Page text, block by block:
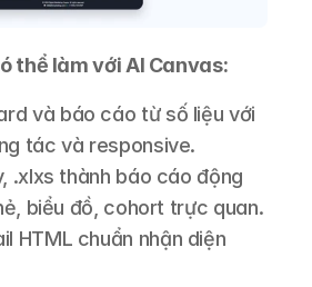
thể làm với AI Canvas:
và báo cáo từ số liệu với
tác và responsive.
.xlxs thành báo cáo động
biểu đồ, cohort trực quan.
HTML chuẩn nhận diện